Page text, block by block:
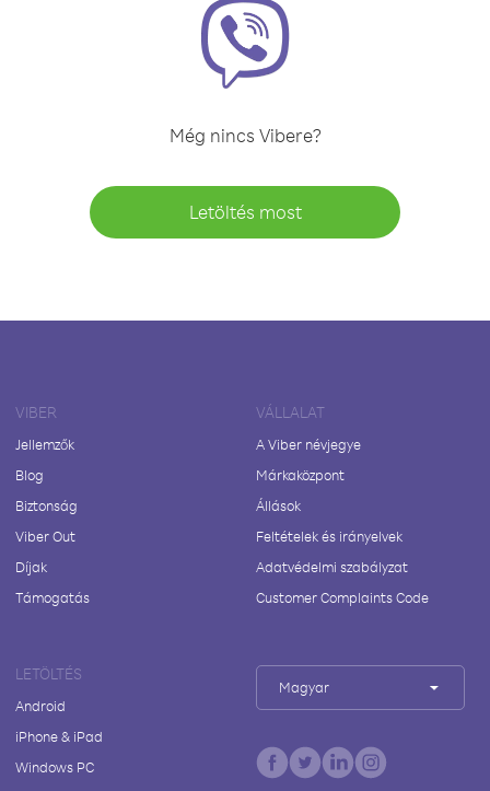
Még nincs Vibere?
Letöltés most
VIBER
Jellemzők
Blog
Biztonság
Viber Out
Díjak
Támogatás
VÁLLALAT
A Viber névjegye
Márkaközpont
Állások
Feltételek és irányelvek
Adatvédelmi szabályzat
Customer Complaints Code
LETÖLTÉS
Android
iPhone & iPad
Windows PC
Magyar